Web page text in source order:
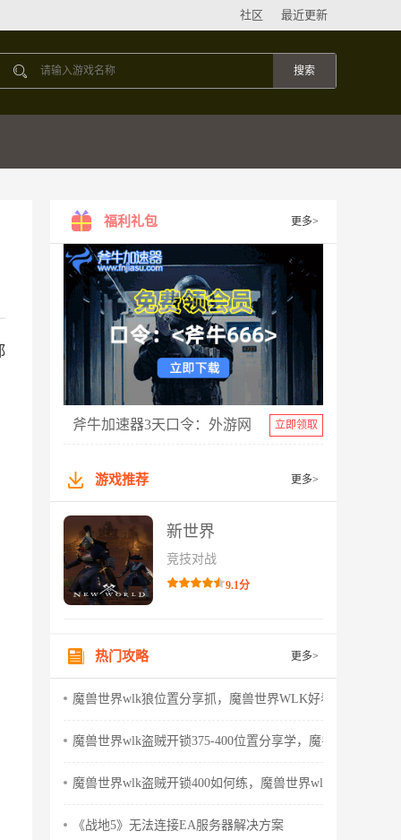
最近更新
社区
福利礼包 更多>
斧牛加速器3天口令：外游网 立即领取
游戏推荐 更多>
新世界
竞技对战
9.1分
热门攻略 更多>
魔兽世界wlk狼位置分享抓，魔兽世界WLK好看的狼
魔兽世界wlk盗贼开锁375-400位置分享学，魔兽世界wlk怀
魔兽世界wlk盗贼开锁400如何练，魔兽世界wlk盗贼天赋
《战地5》无法连接EA服务器解决方案